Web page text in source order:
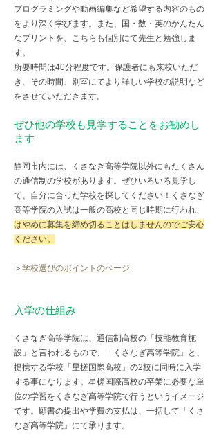
プログラミングや動画編集など希望する内容のもの
をより深く学びます。また、国・数・英のかんたん
なプリントを、こちらも個別にて先生と勉強しま
す。
所要時間は40分程度です。保護者にも来校いただ
き、その時間、別室にてより詳しい学校の説明など
をさせていただきます。
​ぜひ他の学校も見学することをお勧めし
ます
静岡市内には、くさなぎ高等学院以外にもたくさん
の通信制の学校があります。ぜひいろいろ見学し
て、自分に合った学校を探してください！くさなぎ
高等学院の入試は一般の高校と同じ時期に行われ、
はやめに募集を締め切ることはしませんのでご安心
ください。
＞ 学校選びのポイントのページ
入学の仕組み
くさなぎ高等学院は、通信制高校の「技能教育施
設」と言われるもので、「くさなぎ高等学院」と、
提携する学校「星槎国際高校」の2校に同時に入学
する事になります。星槎国際高校の卒業に必要な単
位の学習をくさなぎ高等学院で行うというイメージ
です。願書の提出や学費の支払は、一括して「くさ
なぎ高等学院」にて承ります。